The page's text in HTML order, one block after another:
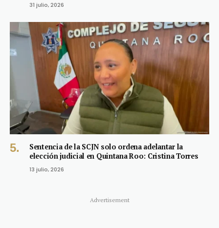
31 julio, 2026
Sentencia de la SCJN solo ordena adelantar la
elección judicial en Quintana Roo: Cristina Torres
13 julio, 2026
Advertisement